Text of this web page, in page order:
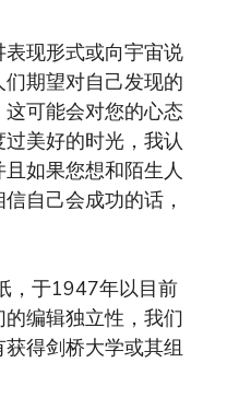
现形式或向宇宙说
期望对自己发现的
可能会对您的心态
美好的时光，我认
如果您想和陌生人
自己会成功的话，
，于1947年以目前
编辑独立性，我们
得剑桥大学或其组